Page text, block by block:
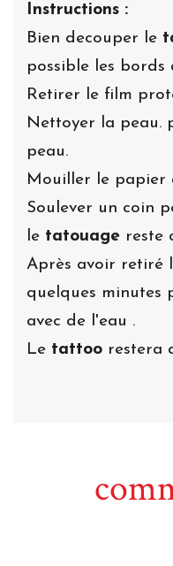
Instructions :
Bien decouper le
possible les bords
Retirer le film
Nettoyer la peau.
peau.
Mouiller le papier
Soulever un coin
le tatouage reste
Après avoir retiré
quelques minutes
avec de l'eau .
Le tattoo restera